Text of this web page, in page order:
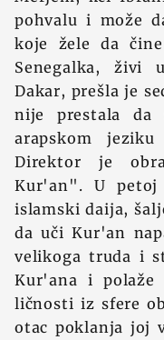
pohvalu i može
koje žele da
Senegalka, živi
Dakar, prešla je
nije prestala da
arapskom
Direktor je
Kur'an". U
islamski daija,
da uči Kur'an
velikoga truda i
Kur'ana i
ličnosti iz sfere
otac poklanja joj